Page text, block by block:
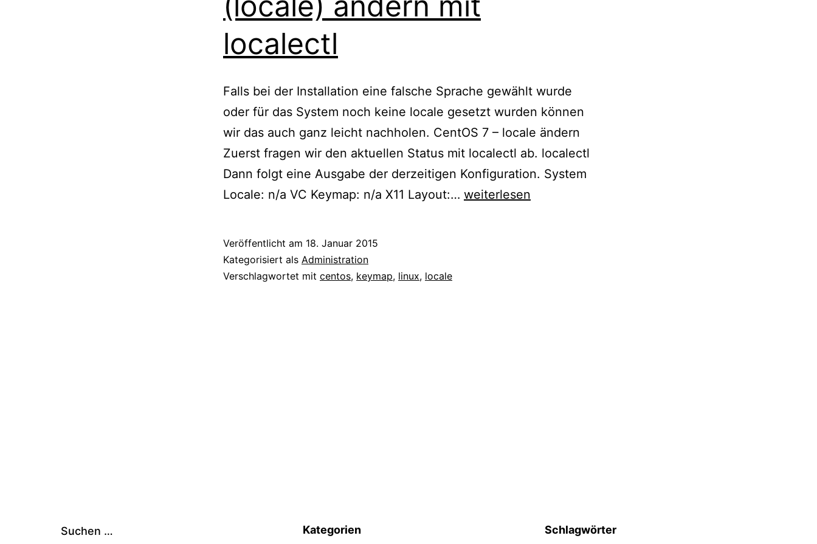
localectl
Falls bei der Installation eine falsche Sprache gewählt wurde
oder für das System noch keine locale gesetzt wurden können
wir das auch ganz leicht nachholen. CentOS 7 – locale ändern
Zuerst fragen wir den aktuellen Status mit localectl ab. localectl
Dann folgt eine Ausgabe der derzeitigen Konfiguration. System
Locale: n/a VC Keymap: n/a X11 Layout:… CentOS
weiterlesen
Veröffentlicht am 18. Januar 2015
Kategorisiert als Administration
Verschlagwortet mit centos, keymap, linux, locale
Suchen … Kategorien Schlagwörter